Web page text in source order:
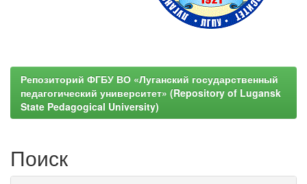
Репозиторий ФГБУ ВО «Луганский государственный
педагогический университет» (Repository of Lugansk
State Pedagogical University)
Поиск